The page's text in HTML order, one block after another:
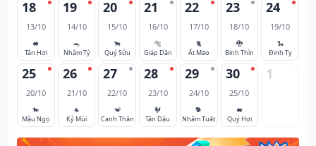
18
13/10
🐖
Tân Hợi
19
14/10
🐀
Nhâm Tý
20
15/10
🐂
Quý Sửu
21
16/10
🐅
Giáp Dần
22
17/10
🐈
Ất Mão
23
18/10
🐉
Bính Thìn
24
19/10
🐍
Đinh Tỵ
25
20/10
🐎
Mậu Ngọ
26
21/10
🐐
Kỷ Mùi
27
22/10
🐒
Canh Thân
28
23/10
🐓
Tân Dậu
29
24/10
🐕
Nhâm Tuất
30
25/10
🐖
Quý Hợi
1